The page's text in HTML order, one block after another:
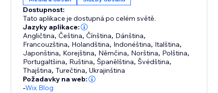
Dostupnost:
Tato aplikace je dostupná po celém světě.
Jazyky aplikace:
Angličtina,Čeština,Čínština, Dánština,
Francouzština, Holandština, Indonéština, Italština,
Japonština, Korejština, Němčina, Norština, Polština,
Portugaltšina, Ruština,Španělština,Švédština,
Thajština,Turečtina,Ukrajinština
Požadavky na web:
-Wix Blog